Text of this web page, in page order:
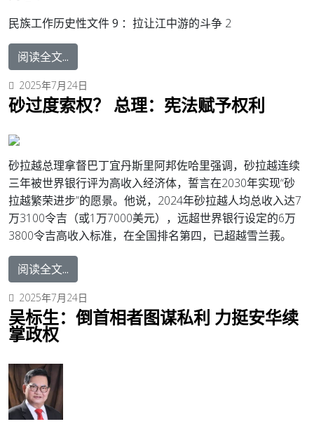
民族工作历史性文件 9 ： 拉让江中游的斗争 2
阅读全文...
2025年7月24日
砂过度索权？ 总理：宪法赋予权利
砂拉越总理拿督巴丁宜丹斯里阿邦佐哈里强调，砂拉越连续
三年被世界银行评为高收入经济体，誓言在2030年实现“砂
拉越繁荣进步”的愿景。 他说，2024年砂拉越人均总收入达7
万3100令吉（或1万7000美元），远超世界银行设定的6万
3800令吉高收入标准，在全国排名第四，已超越雪兰莪。
阅读全文...
2025年7月24日
吴标生：倒首相者图谋私利 力挺安华续
掌政权